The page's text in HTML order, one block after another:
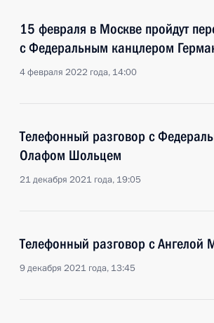
15 февраля в Москве пройдут
с Федеральным канцлером
4 февраля 2022 года, 14:00
Телефонный разговор с
Олафом Шольцем
21 декабря 2021 года, 19:05
Телефонный разговор с Ангелой
9 декабря 2021 года, 13:45